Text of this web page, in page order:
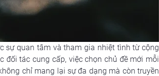
sự quan tâm và tham gia nhiệt tình từ cộng
đối tác cung cấp, việc chọn chủ đề mới mỗi
chỉ mang lại sự đa dạng mà còn truyền